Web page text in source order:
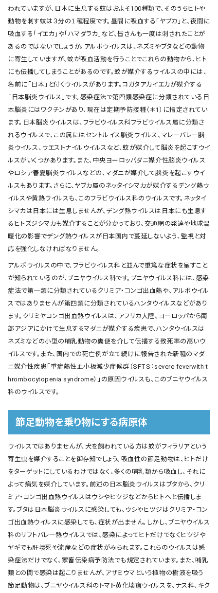
われていますが、日本に生息する蚊はおよそ100種類で、そのうちヒトや
動物を刺す蚊は３分の１種程度です。昼間に吸血する「ヤブカ」と、夜間に
吸血する「イエカ」や「ハマダラカ」など、皆さんも一度は刺されたことが
あるのではないでしょうか。アルボウイルスは、ネズミやブタなどの動物
に寄生していますが、蚊が吸血活動を行うことでこれらの動物から、ヒト
にも伝播してしまうことがあるのです。蚊が媒介するウイルスの中には、
名前に「日本」と付くウイルスがあります。コガタアカイエカが媒介する
「日本脳炎ウイルス」です。感染症法で第四類感染症に分類されている日
本脳炎にはワクチンがあり、現在は定期予防接種（＊1）に指定されてい
ます。日本脳炎ウイルスは、フラビウイルス科フラビウイルス属に分類さ
れるウイルスで、この属にはセントルイス脳炎ウイルス、マレーバレー脳
炎ウイルス、ウエストナイルウイルスなど、蚊が媒介して脳炎を起こすウイ
ルスがいくつかあります。また、中央ヨーロッパダニ媒介性脳炎ウイルス
やロシア春夏脳炎ウイルスなどの、マダニが媒介して脳炎を起こすウイ
ルスもあります。さらに、ヤブカ属のネッタイシマカが媒介するデング熱ウ
イルスや黄熱ウイルスも、このフラビウイルス科のウイルスです。ネッタイ
シマカは日本には生息しませんが、デング熱ウイルスは日本にも生息す
るヒトズジシマカも媒介することが分かっており、交通網の発達や地球温
暖化の影響でデング熱ウイルスが日本国内で蔓延しないよう、監視と対
応を強化しなければなりません。
アルボウイルスの中で、フラビウイルス科と並んで重篤な症状を呈すこと
が知られているのが、ブニヤウイルス科です。ブニヤウイルス科には、感染
症法で第一類に分類されているクリミア・コンゴ出血熱や、アルボウイル
スではありませんが第四類に分類されているハンタウイルスなどがあり
ます。クリミヤコンゴ出血熱ウイルスは、アフリカ大陸、ヨーロッパから南
部アジアにかけて生息するマダニが媒介する疾患で、ハンタウイルスは
ネズミなどの小型の哺乳動物の糞便を介して伝播する致死率の高いウ
イルスです。また、国内での死亡例が立て続けに報告された新種のマダ
ニ媒介性疾患「重症熱性血小板減少症候群（SFTS：severe feverwith t
hrombocytopenia syndrome）」の原因ウイルスも、このブニヤウイルス
科のウイルスです。
節足動物を乗り物にする病原体
ウイルスではありませんが、犬を飼われている方は蚊がフィラリアという
寄生虫を媒介することを御存知でしょう。吸血性の節足動物は、ヒトだけ
をターゲットにしているわけではなく、多くの哺乳類から吸血し、それに
よって病気を媒介しています。前述の日本脳炎ウイルスはブタから、クリ
ミア・コンゴ出血熱ウイルスはウシやヒツジなどからヒトへと伝播しま
す。ブタは日本脳炎ウイルスに感染しても、ウシやヒツジはクリミア・コン
ゴ出血熱ウイルスに感染しても、症状が出ません。しかし、ブニヤウイルス
科のリフトバレー熱ウイルスでは、感染によってヒトだけでなくヒツジや
ヤギでも肝壊死や流産などの症状がみられます。これらのウイルスは感
染症法だけでなく、家畜伝染病予防法でも規定されています。また、哺乳
類との間で感染は起こりませんが、アザミウマという植物の樹液を吸う
節足動物は、ブニヤウイルス科のトマト黄化壊疽ウイルスを、ナス科、キク